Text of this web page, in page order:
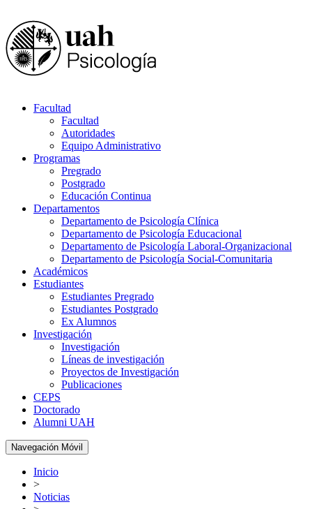
Facultad
Facultad
Autoridades
Equipo Administrativo
Programas
Pregrado
Postgrado
Educación Continua
Departamentos
Departamento de Psicología Clínica
Departamento de Psicología Educacional
Departamento de Psicología Laboral-Organizacional
Departamento de Psicología Social-Comunitaria
Académicos
Estudiantes
Estudiantes Pregrado
Estudiantes Postgrado
Ex Alumnos
Investigación
Investigación
Líneas de investigación
Proyectos de Investigación
Publicaciones
CEPS
Doctorado
Alumni UAH
Navegación Móvil
Inicio
>
Noticias